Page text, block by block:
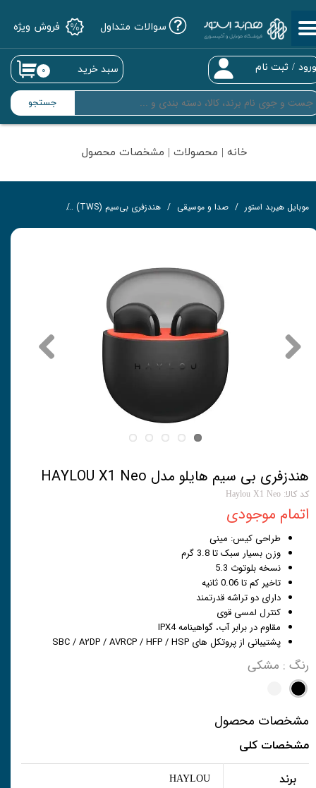
جستجو
/ ثبت نام
حساب کاربری من
تغییر گذر واژه
سفارشات
خروج از حساب کاربری
۰ سبد خرید
سوالات متداول فروش ویژه
خانه | محصولات | مشخصات محصول
موبایل هیربد استور صدا و موسیقی هندزفری بی‌سیم (TWS)
هندزفری بی سیم هایلو مدل HAYLOU X1 Neo
کد کالا: Haylou X1 Neo
اتمام موجودی
طراحی کیس: مینی
وزن بسیار سبک تا 3.8 گرم
نسخه بلوتوث 5.3
تاخیر کم تا 0.06 ثانیه
دارای دو تراشه قدرتمند
کنترل لمسی قوی
مقاوم در برابر آب، گواهینامه IPX4
پشتیبانی از پروتکل های SBC / A۲DP / AVRCP / HFP / HSP
رنگ : مشکی
مشخصات محصول
مشخصات کلی
برند HAYLOU